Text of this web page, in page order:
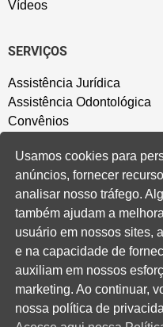
Vídeos
SERVIÇOS
Assistência Jurídica
Assistência Odontológica
Convênios
Salão de Festa
Política de Privacidade
CONVENÇÃO COLETIVA E
Convenções Coletivas
Banco do Brasil
Caixa Econômica Federal
Banrisul
Usamos cookies para
anúncios, fornecer
analisar nosso tráfego.
também ajudam a
usuário em nossos sites,
e na capacidade de
auxiliam em nossos
marketing. Ao continuar,
nossa política de